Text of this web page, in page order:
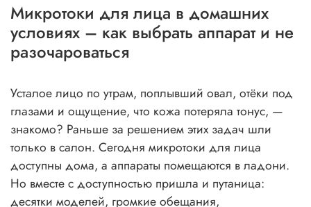
Микротоки для лица в домашних
условиях – как выбрать аппарат и не
разочароваться
Усталое лицо по утрам, поплывший овал, отёки под
глазами и ощущение, что кожа потеряла тонус, —
знакомо? Раньше за решением этих задач шли
только в салон. Сегодня микротоки для лица
доступны дома, а аппараты помещаются в ладони.
Но вместе с доступностью пришла и путаница:
десятки моделей, громкие обещания,